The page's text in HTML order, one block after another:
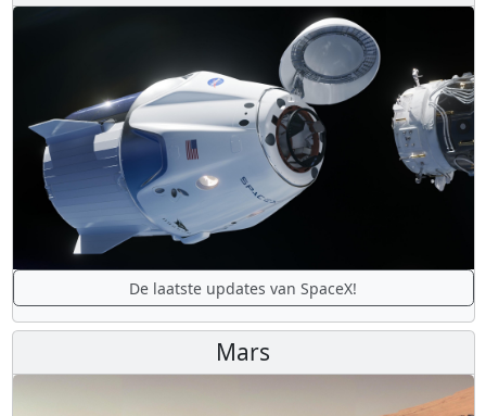
De laatste updates van SpaceX!
Mars